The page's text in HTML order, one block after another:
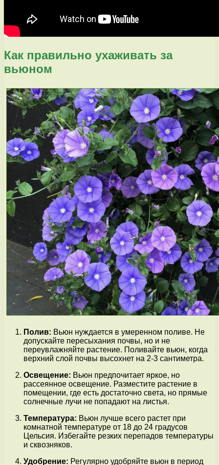
Как правильно ухаживать за
вьюном
Полив: Вьюн нуждается в умеренном поливе. Не
допускайте пересыхания почвы, но и не
переувлажняйте растение. Поливайте вьюн, когда
верхний слой почвы высохнет на 2-3 сантиметра.
Освещение: Вьюн предпочитает яркое, но
рассеянное освещение. Разместите растение в
помещении, где есть достаточно света, но прямые
солнечные лучи не попадают на листья.
Температура: Вьюн лучше всего растет при
комнатной температуре от 18 до 24 градусов
Цельсия. Избегайте резких перепадов температуры
и сквозняков.
Удобрение: Регулярно удобряйте вьюн в период